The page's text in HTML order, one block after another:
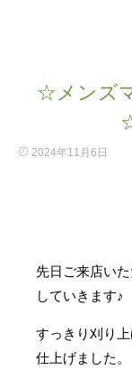
☆メンズ
2024年11月6日
先日ご来店い
していきます♪
すっきり刈り
仕上げました。